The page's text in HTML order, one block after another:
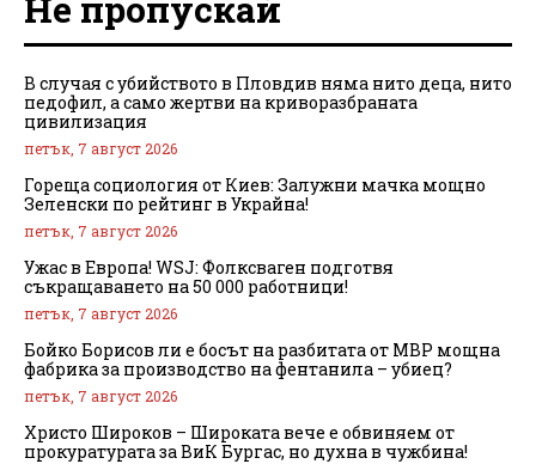
В случая с убийството в Пловдив няма нито деца, нито
педофил, а само жертви на криворазбраната
цивилизация
петък, 7 август 2026
Гореща социология от Киев: Залужни мачка мощно
Зеленски по рейтинг в Украйна!
петък, 7 август 2026
Ужас в Европа! WSJ: Фолксваген подготвя
съкращаването на 50 000 работници!
петък, 7 август 2026
Бойко Борисов ли е босът на разбитата от МВР мощна
фабрика за производство на фентанила – убиец?
петък, 7 август 2026
Христо Широков – Широката вече е обвиняем от
прокуратурата за ВиК Бургас, но духна в чужбина!